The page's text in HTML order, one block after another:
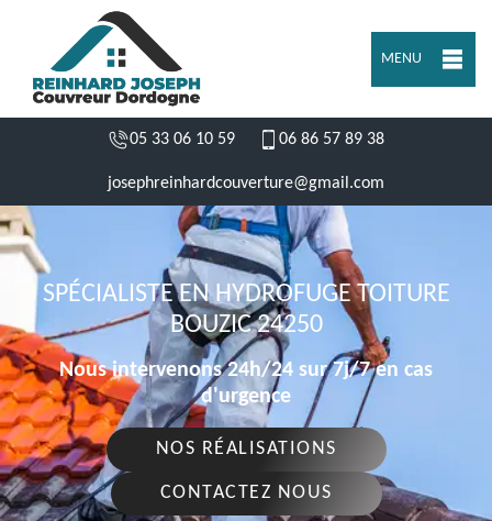
MENU
05 33 06 10 59 06 86 57 89 38
josephreinhardcouverture@gmail.com
SPÉCIALISTE EN HYDROFUGE TOITURE
BOUZIC 24250
Nous intervenons 24h/24 sur 7j/7 en cas
d'urgence
NOS RÉALISATIONS
CONTACTEZ NOUS